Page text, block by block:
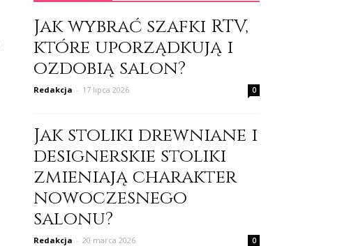
Jak wybrać szafki RTV,
które uporządkują i
ozdobią salon?
Redakcja - 17 lipca 2026 0
Jak stoliki drewniane i
designerskie stoliki
zmieniają charakter
nowoczesnego
salonu?
Redakcja - 20 marca 2026 0